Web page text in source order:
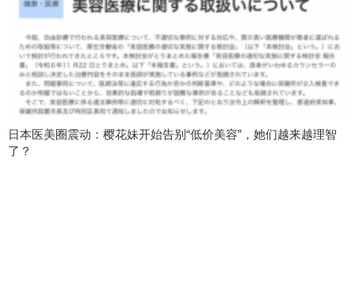
日本医美圈震动：樱花妹开始告别“低价美容”，她们越来越理智
了？